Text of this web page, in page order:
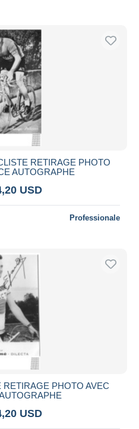
RETIRAGE PHOTO
AUTOGRAPHE
USD
Professionale
PHOTO AVEC
USD